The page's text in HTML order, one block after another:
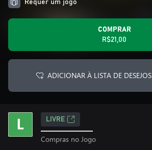
Requer um jogo
COMPRAR
R$21,00
ADICIONAR À LISTA DE DESEJOS
LIVRE
Compras no Jogo